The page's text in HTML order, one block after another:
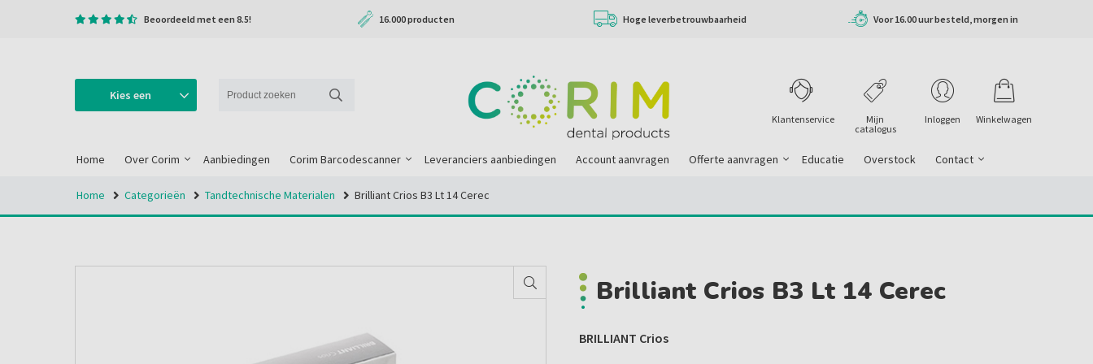
Beoordeeld met een 8.5! 16.000 producten Hoge leverbetrouwbaarheid Voor 16.00 uur besteld, morgen in
Kies een
Winkelwagen
Inloggen
Mijn
catalogus
Klantenservice
Home Over Corim Aanbiedingen Corim Barcodescanner Leveranciers aanbiedingen Account aanvragen Offerte aanvragen Educatie Overstock Contact
Home Categorieën Tandtechnische Materialen Brilliant Crios B3 Lt 14 Cerec
Brilliant Crios B3 Lt 14 Cerec
BRILLIANT Crios